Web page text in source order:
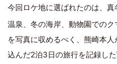
今回ロケ地に選ばれたのは、真
温泉、冬の海岸、動物園での
を写真に収めるべく、熊崎本
込んだ2泊3日の旅行を記録し